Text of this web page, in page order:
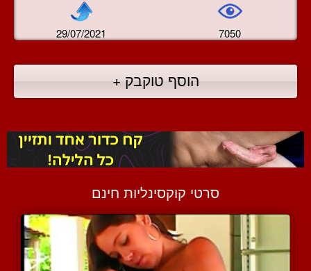
29/07/2021 7050
הוסף טוקבק +
סרטי קוקסינליות חינם